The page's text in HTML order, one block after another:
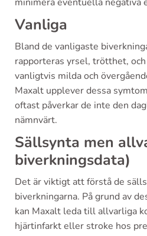
Vanliga
Bland de vanligaste
rapporteras yrsel, trötthet,
vanligtvis milda och
Maxalt upplever dessa
oftast påverkar de inte den
nämnvärt.
Sällsynta men
biverkningsdata)
Det är viktigt att förstå de
biverkningarna. På grund av
kan Maxalt leda till allvarliga
hjärtinfarkt eller stroke hos